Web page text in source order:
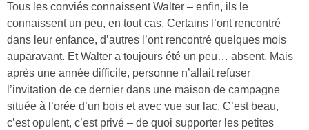
Tous les conviés connaissent Walter – enfin, ils le
connaissent un peu, en tout cas. Certains l’ont rencontré
dans leur enfance, d’autres l’ont rencontré quelques mois
auparavant. Et Walter a toujours été un peu… absent. Mais
après une année difficile, personne n’allait refuser
l’invitation de ce dernier dans une maison de campagne
située à l’orée d’un bois et avec vue sur lac. C’est beau,
c’est opulent, c’est privé – de quoi supporter les petites